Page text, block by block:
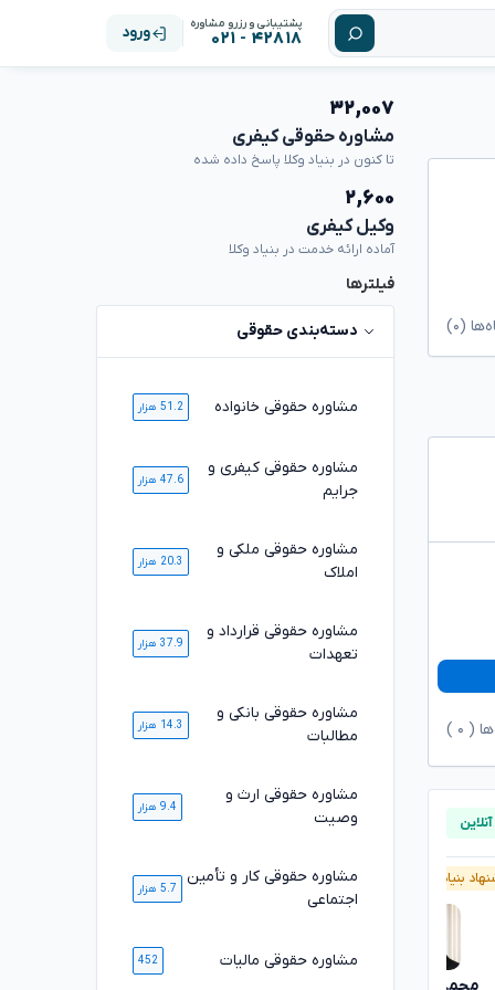
پشتیبانی و رزرو مشاوره
۴۲۸۱۸ - ۰۲۱ ورود
(۰)
( ۰
بنیاد وکلا پیشنهاد بنیاد وکلا
۳۲,۰۰۷
مشاوره حقوقی کیفری
تا کنون در بنیاد وکلا پاسخ داده شده
۲,۶۰۰
وکیل کیفری
آماده ارائه خدمت در بنیاد وکلا
فیلترها
دسته‌بندی حقوقی
مشاوره حقوقی خانواده 51.2 هزار
مشاوره حقوقی کیفری و
جرایم
47.6 هزار
مشاوره حقوقی ملکی و
املاک
20.3 هزار
مشاوره حقوقی قرارداد و
تعهدات
37.9 هزار
مشاوره حقوقی بانکی و
مطالبات
14.3 هزار
مشاوره حقوقی ارث و
وصیت
9.4 هزار
مشاوره حقوقی کار و تأمین
اجتماعی
5.7 هزار
مشاوره حقوقی مالیات 452